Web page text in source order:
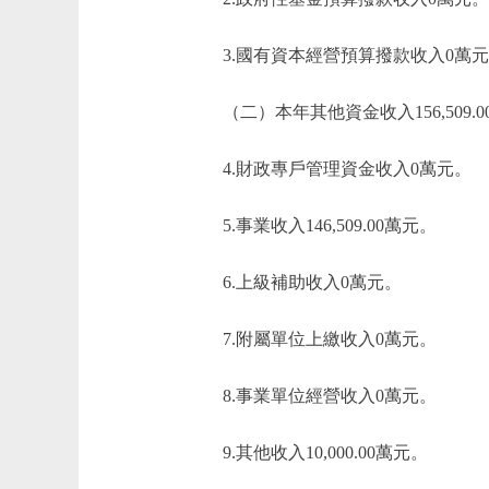
3.國有資本經營預算撥款收入0萬元
（二）本年其他資金收入
4.財政專戶管理資金收入0萬元。
5.事業收入146,509.00萬元。
6.上級補助收入0萬元。
7.附屬單位上繳收入0萬元。
8.事業單位經營收入0萬元。
9.其他收入10,000.00萬元。